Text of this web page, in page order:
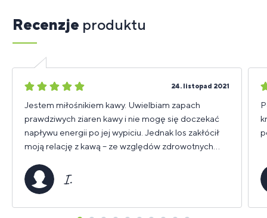
Recenzje produktu
5
24. listopad 2021
Jestem miłośnikiem kawy. Uwielbiam zapach
prawdziwych ziaren kawy i nie mogę się doczekać
napływu energii po jej wypiciu. Jednak los zakłócił
moją relację z kawą – ze względów zdrowotnych
zastąpić ją kawą bezkofeinową. Aż... dostałam
prezent urodzinowy. Nowy Collagen Coffee Cream,
prawdziwy smak. Wreszcie znów mogę cieszyć się
I.
5